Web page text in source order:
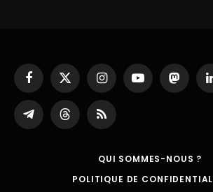
Facebook
X
(Twitter)
InstagramYouTube
Partager
sur
ThreadsRSS
QUI SOMMES-NOUS ?
POLITIQUE DE